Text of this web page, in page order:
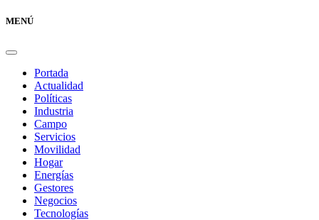
MENÚ
Portada
Actualidad
Políticas
Industria
Campo
Servicios
Movilidad
Hogar
Energías
Gestores
Negocios
Tecnologías